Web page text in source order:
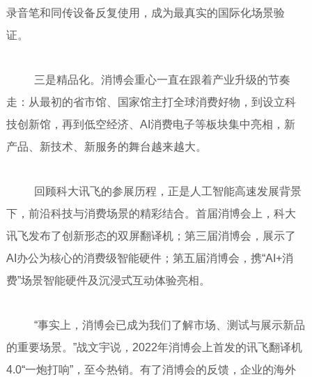
录音笔和同传设备反复使用，成为最真实的国际化场景验
证。
三是精品化。消博会重心一直在跟着产业升级的节奏
走：从最初的省市馆、国家馆主打全球消费好物，到设立科
技创新馆，再到低空经济、AI消费电子等板块集中亮相，新
产品、新技术、新服务的舞台越来越大。
回顾科大讯飞的参展历程，正是人工智能高速发展背景
下，前沿科技与消费场景的精彩结合。首届消博会上，科大
讯飞发布了创新形态的双屏翻译机；第三届消博会，展示了
AI办公为核心的消费级智能硬件；第五届消博会，携“AI+消
费”场景智能硬件及沉浸式互动体验亮相。
“事实上，消博会已成为我们了解市场、测试与展示新品
的重要场景。”战文宇说，2022年消博会上首发的讯飞翻译机
4.0“一炮打响”，至今热销。有了消博会的反馈，企业的海外